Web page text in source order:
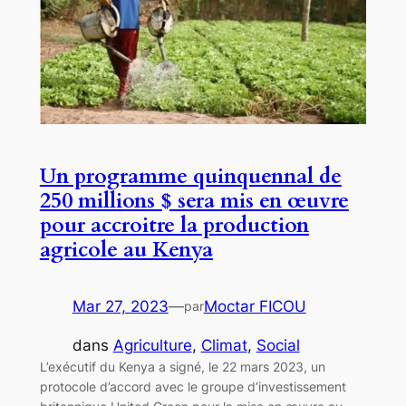
Un programme quinquennal de
250 millions $ sera mis en œuvre
pour accroitre la production
agricole au Kenya
Mar 27, 2023—parMoctar FICOU
dans Agriculture, Climat, Social
L’exécutif du Kenya a signé, le 22 mars 2023, un
protocole d’accord avec le groupe d’investissement